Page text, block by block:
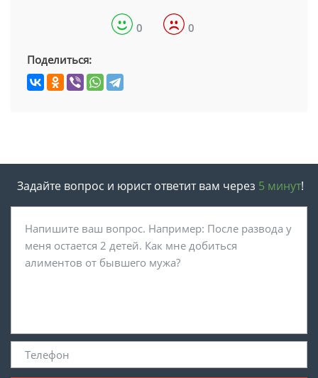
0 0
Поделиться:
Задайте вопрос и юрист ответит вам через 5 минут!